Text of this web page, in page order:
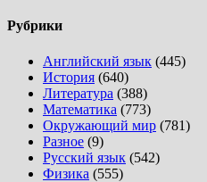
Рубрики
Английский язык (445)
История (640)
Литература (388)
Математика (773)
Окружающий мир (781)
Разное (9)
Русский язык (542)
Физика (555)